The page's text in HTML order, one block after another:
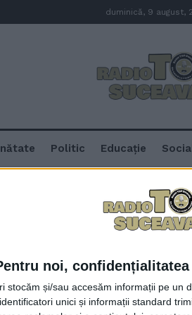
noi,
stocăm și/sau accesăm informații pe un
unici și informații standard
duminică, 9 august,
Politic Educație
Suceava
Primarul PNL al
loc într-un